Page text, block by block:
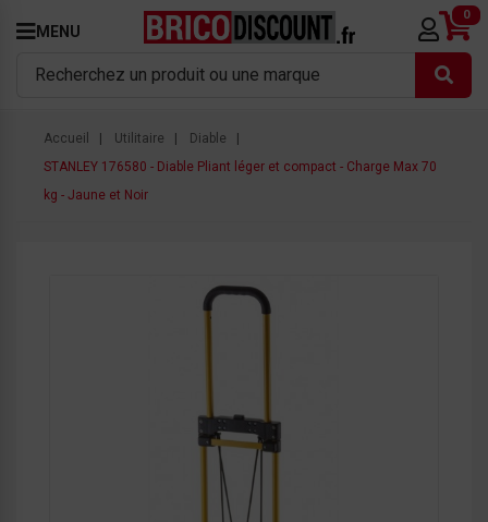
MENU
0
Accueil Utilitaire
Diable
STANLEY 176580 - Diable Pliant léger et compact - Charge Max 70
kg - Jaune et Noir